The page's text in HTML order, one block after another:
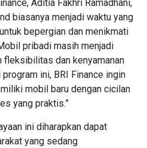
Aditia Fakhri Ramadhani,
biasanya menjadi waktu yang
bepergian dan menikmati
pribadi masih menjadi
fleksibilitas dan kenyamanan
ini, BRI Finance ingin
mobil baru dengan cicilan
yang praktis.”
ini diharapkan dapat
yang sedang